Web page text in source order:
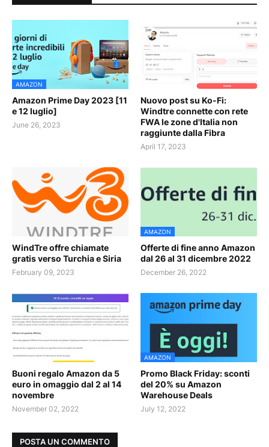
AMAZON
Amazon Prime Day 2023 [11
e 12 luglio]
June 26, 2023
Nuovo post su Ko-Fi:
Windtre connette con rete
FWA le zone d'Italia non
raggiunte dalla Fibra
April 17, 2023
WindTre offre chiamate
gratis verso Turchia e Siria
February 09, 2023
AMAZON
Offerte di fine anno Amazon
dal 26 al 31 dicembre 2022
December 26, 2022
Buoni regalo Amazon da 5
euro in omaggio dal 2 al 14
novembre
November 02, 2022
AMAZON
Promo Black Friday: sconti
del 20% su Amazon
Warehouse Deals
July 12, 2022
POSTA UN COMMENTO